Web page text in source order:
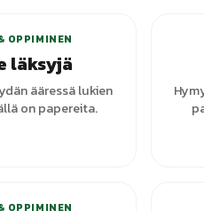
OPPIMINEN
läksyjä
ääressä lukien
on papereita.
OPPIMINEN